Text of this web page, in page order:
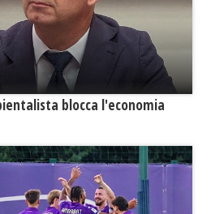
blocca l'economia